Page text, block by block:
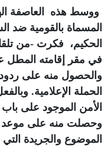
ووسط هذه العاصفة
المسماة بالقومية ضد
الحكيم، فكرت -من
في مقر إقامته المطل
والحصول منه على
الحملة الإعلامية.
الأمن الموجود على
وحصلت منه على موعد
الموضوع والجريدة